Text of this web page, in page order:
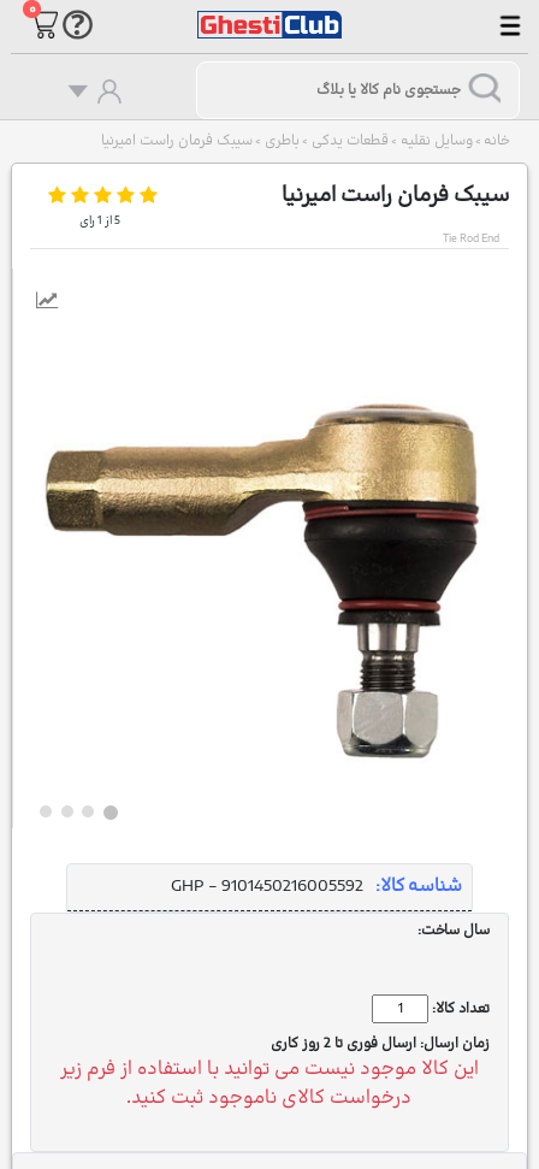
۰
خانه > وسایل نقلیه > قطعات یدکی > باطری > سیبک فرمان راست امیرنیا
سیبک فرمان راست امیرنیا
5از 1رای
Tie Rod End
شناسه کالا: GHP - 9101450216005592
سال ساخت:
تعداد کالا:
زمان ارسال: ارسال فوری تا 2 روز کاری
این کالا موجود نیست می توانید با استفاده از فرم زیر
درخواست کالای ناموجود ثبت کنید.